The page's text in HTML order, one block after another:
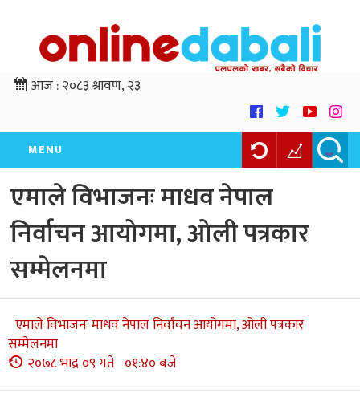
आज :२०८३ श्रावण, २३
MENU
एमाले विभाजनः माधव नेपाल
निर्वाचन आयोगमा, ओली पत्रकार
सम्मेलनमा
एमाले विभाजनः माधव नेपाल निर्वाचन आयोगमा, ओली पत्रकार
सम्मेलनमा
२०७८ भाद्र ०९ गते ०१:४० बजे